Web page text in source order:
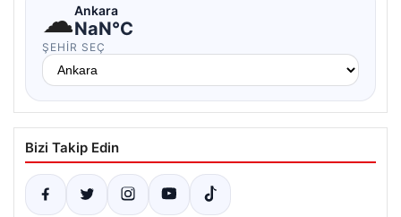
☁Ankara
NaN°C
ŞEHIR SEÇ
Bizi Takip Edin